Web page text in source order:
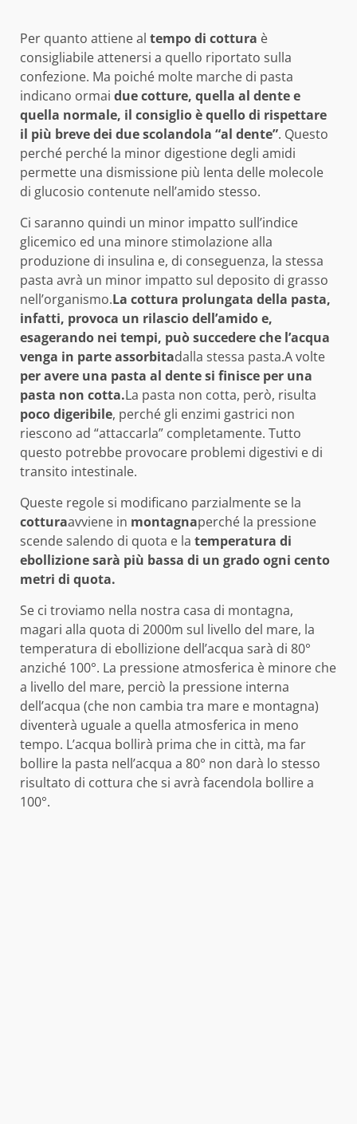
Per quanto attiene al tempo di cottura è
consigliabile attenersi a quello riportato sulla
confezione. Ma poiché molte marche di pasta
indicano ormai due cotture, quella al dente e
quella normale, il consiglio è quello di rispettare
il più breve dei due scolandola “al dente”. Questo
perché perché la minor digestione degli amidi
permette una dismissione più lenta delle molecole
di glucosio contenute nell’amido stesso.
Ci saranno quindi un minor impatto sull’indice
glicemico ed una minore stimolazione alla
produzione di insulina e, di conseguenza, la stessa
pasta avrà un minor impatto sul deposito di grasso
nell’organismo.La cottura prolungata della pasta,
infatti, provoca un rilascio dell’amido e,
esagerando nei tempi, può succedere che l’acqua
venga in parte assorbitadalla stessa pasta.A volte
per avere una pasta al dente si finisce per una
pasta non cotta.La pasta non cotta, però, risulta
poco digeribile, perché gli enzimi gastrici non
riescono ad “attaccarla” completamente. Tutto
questo potrebbe provocare problemi digestivi e di
transito intestinale.
Queste regole si modificano parzialmente se la
cotturaavviene in montagnaperché la pressione
scende salendo di quota e la temperatura di
ebollizione sarà più bassa di un grado ogni cento
metri di quota.
Se ci troviamo nella nostra casa di montagna,
magari alla quota di 2000m sul livello del mare, la
temperatura di ebollizione dell’acqua sarà di 80°
anziché 100°. La pressione atmosferica è minore che
a livello del mare, perciò la pressione interna
dell’acqua (che non cambia tra mare e montagna)
diventerà uguale a quella atmosferica in meno
tempo. L’acqua bollirà prima che in città, ma far
bollire la pasta nell’acqua a 80° non darà lo stesso
risultato di cottura che si avrà facendola bollire a
100°.